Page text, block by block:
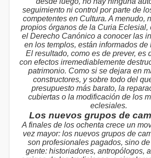
seguimiento ni control por parte de
competentes en Cultura. A menudo,
propios órganos de la Curia Eclesial,
el Derecho Canónico a conocer las
en los templos, están informados de
El resultado, como es de prever, es
con efectos irremediablemente
patrimonio. Como si se dejara en
constructores, y sobre todo del
presupuesto más barato, la
cubiertas o la modificación de los
eclesiales.
Los nuevos grupos de
A finales de los ochenta crece un
vez mayor: los nuevos grupos de
son profesionales pagados, sino
gente: historiadores, antropólogos,